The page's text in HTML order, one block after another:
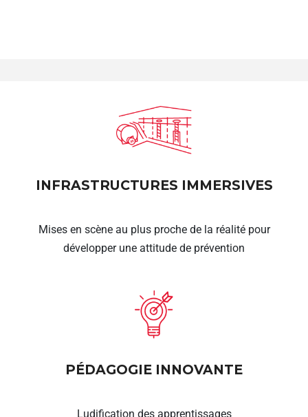
INFRASTRUCTURES IMMERSIVES
Mises en scène au plus proche de la réalité pour
développer une attitude de prévention
PÉDAGOGIE INNOVANTE
Ludification des apprentissages